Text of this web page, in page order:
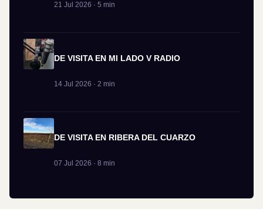
21 Jul 2026 · 5 min
DE VISITA EN MI LADO V RADIO
14 Jul 2026 · 2 min
DE VISITA EN RIBERA DEL CUARZO
07 Jul 2026 · 8 min